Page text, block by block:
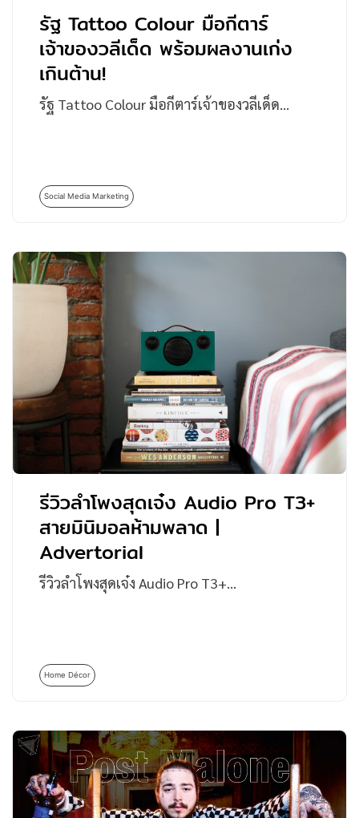
รัฐ Tattoo Colour มือกีตาร์
เจ้าของวลีเด็ด พร้อมผลงานเก่ง
เกินต้าน!
รัฐ Tattoo Colour มือกีตาร์เจ้าของวลีเด็ด…
Social Media Marketing
รีวิวลำโพงสุดเจ๋ง Audio Pro T3+
สายมินิมอลห้ามพลาด |
Advertorial
รีวิวลำโพงสุดเจ๋ง Audio Pro T3+…
Home Décor